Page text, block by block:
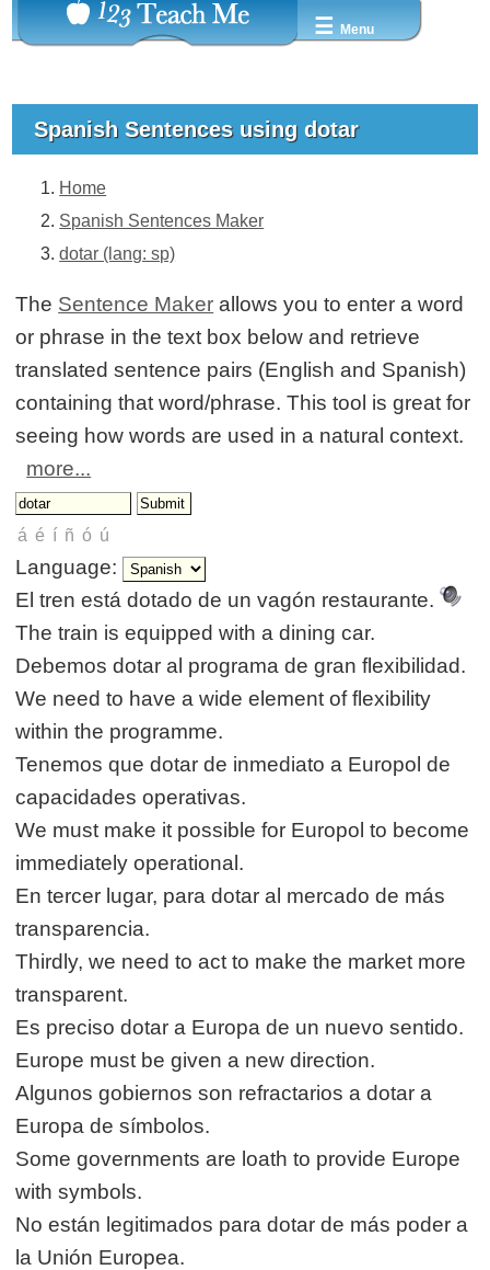
☰ Menu
Spanish Sentences using dotar
Home
Spanish Sentences Maker
dotar (lang: sp)
The Sentence Maker allows you to enter a word
or phrase in the text box below and retrieve
translated sentence pairs (English and Spanish)
containing that word/phrase. This tool is great for
seeing how words are used in a natural context.
more...
Language:
El tren está dotado de un vagón restaurante.
The train is equipped with a dining car.
Debemos dotar al programa de gran flexibilidad.
We need to have a wide element of flexibility
within the programme.
Tenemos que dotar de inmediato a Europol de
capacidades operativas.
We must make it possible for Europol to become
immediately operational.
En tercer lugar, para dotar al mercado de más
transparencia.
Thirdly, we need to act to make the market more
transparent.
Es preciso dotar a Europa de un nuevo sentido.
Europe must be given a new direction.
Algunos gobiernos son refractarios a dotar a
Europa de símbolos.
Some governments are loath to provide Europe
with symbols.
No están legitimados para dotar de más poder a
la Unión Europea.